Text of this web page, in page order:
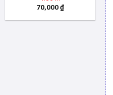
70,000₫